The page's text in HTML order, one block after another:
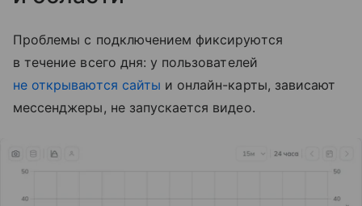
Проблемы с подключением фиксируются
в течение всего дня: у пользователей
не открываются сайты и онлайн-карты, зависают
мессенджеры, не запускается видео.